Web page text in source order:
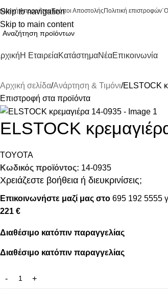
Skip to navigation
Skip to main content
ΑπορρήτουΤρόποι Αποστολής Πολιτική επιστροφών
Η ΕταιρείαΚατάστημαΝέαΕπικοινωνία
Αρχική σελίδα Ανάρτηση & Τιμόνι ELSTOCK
Επιστροφή στα προϊόντα
ELSTOCK
TOYOTA
Κωδικός προϊόντος: 14-0935
Χρειάζεστε βοήθεια ή διευκρινίσεις;
Επικοινωνήστε μαζί μας στο 695 192 5555
221 €
Διαθέσιμο κατόπιν παραγγελίας
Διαθέσιμο κατόπιν παραγγελίας